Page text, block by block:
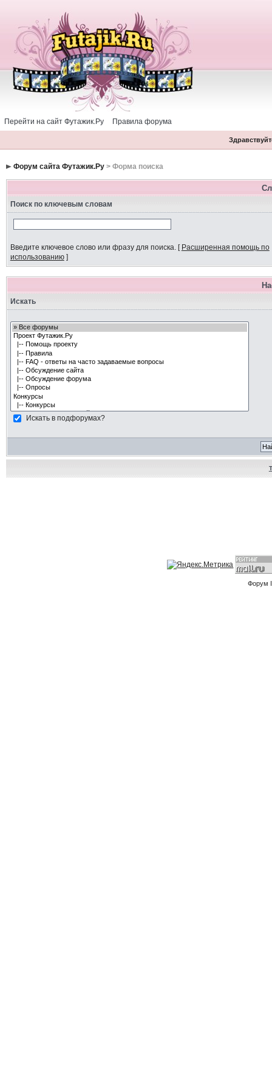
Перейти на сайт Футажик.Ру Правила форума
Форум сайта Футажик.Ру> Форма поиска
Поиск по ключевым словам
Введите ключевое слово или фразу для поиска.[ Расширенная помощь по
использованию]
Искать
Искать в подфорумах?
Форум